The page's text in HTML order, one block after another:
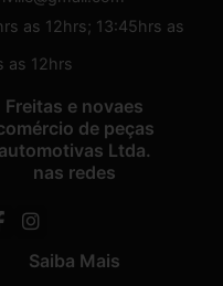
as 12hrs; 13:45hrs as
as 12hrs
Freitas e novaes
de peças
automotivas Ltda.
nas redes
Saiba Mais